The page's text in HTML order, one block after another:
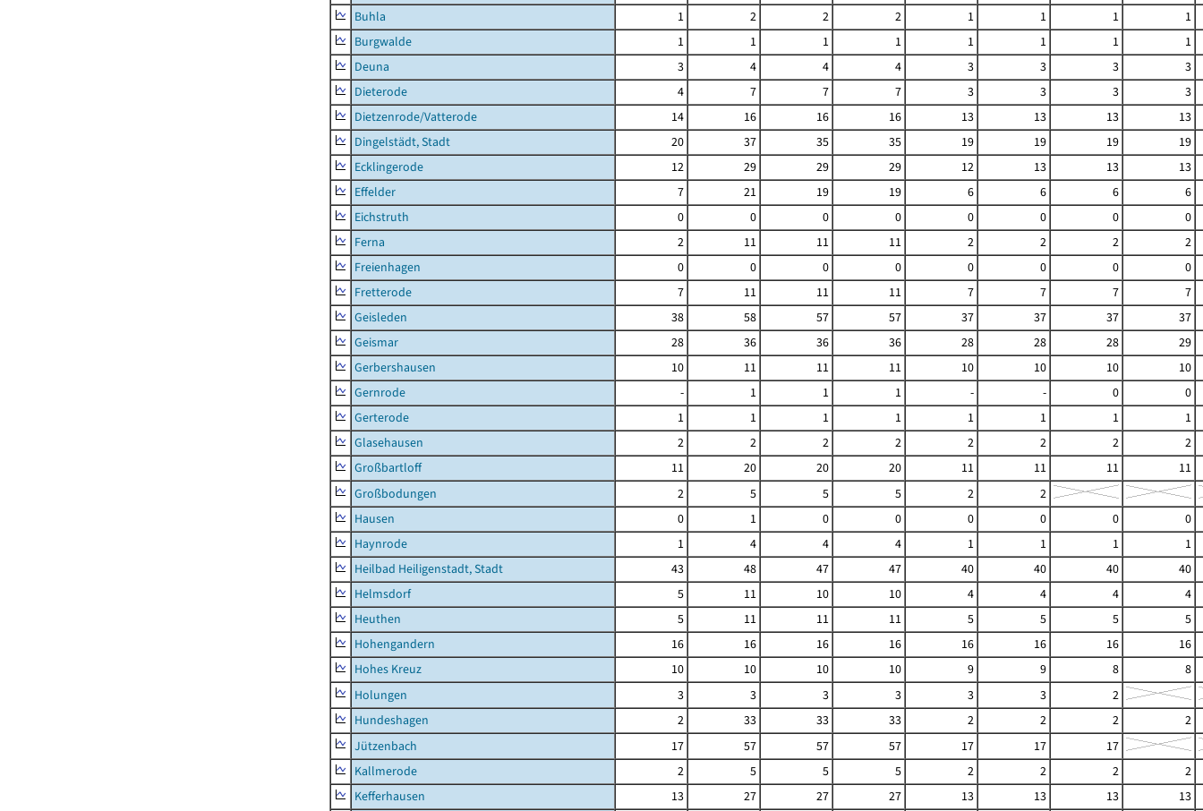
Buhla
1 2 2 2 1 1 1
1
Burgwalde
1 1 1 1 1 1 1
1
Deuna
3 4 4 4 3 3 3
3
Dieterode
4 7 7 7 3 3 3
3
Dietzenrode/Vatterode
14 16 16 16 13 13 13
13
Dingelstädt, Stadt
20 37 35 35 19 19 19
19
Ecklingerode
12 29 29 29 12 13 13
13
Effelder
7 21 19 19 6 6 6
6
Eichstruth
0 0 0 0 0 0 0
0
Ferna
2 11 11 11 2 2 2
2
Freienhagen
0 0 0 0 0 0 0
0
Fretterode
7 11 11 11 7 7 7
7
Geisleden
38 58 57 57 37 37 37
37
Geismar
28 36 36 36 28 28 28
29
Gerbershausen
10 11 11 11 10 10 10
10
Gernrode
- 1 1 1 - - 0
0
Gerterode
1 1 1 1 1 1 1
1
Glasehausen
2 2 2 2 2 2 2
2
Großbartloff
11 20 20 20 11 11 11
11
Großbodungen
2 5 5 5 2
2
Hausen
0 1 0 0 0 0 0
0
Haynrode
1 4 4 4 1 1 1
1
Heilbad Heiligenstadt, Stadt
43 48 47 47 40 40 40
40
Helmsdorf
5 11 10 10 4 4 4
4
Heuthen
5 11 11 11 5 5 5
5
Hohengandern
16 16 16 16 16 16 16
16
Hohes Kreuz
10 10 10 10 9 9 8
8
Holungen
3 3 3 3 3 3
2
Hundeshagen
2 33 33 33 2 2 2
2
Jützenbach
17 57 57 57 17 17
17
Kallmerode
2 5 5 5 2 2 2
2
Kefferhausen
13 27 27 27 13 13 13
13